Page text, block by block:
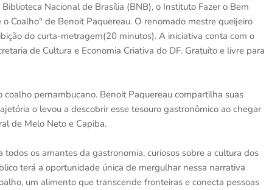
Nacional de Brasília (BNB), o Instituto Fazer o Bem
Coalho" de Benoit Paquereau. O renomado mestre queijeiro
do curta-metragem(20 minutos). A iniciativa conta com o
de Cultura e Economia Criativa do DF. Gratuito e livre para
pernambucano. Benoit Paquereau compartilha suas
o levou a descobrir esse tesouro gastronômico ao chegar
de Melo Neto e Capiba.
os amantes da gastronomia, curiosos sobre a cultura dos
terá a oportunidade única de mergulhar nessa narrativa
um alimento que transcende fronteiras e conecta pessoas